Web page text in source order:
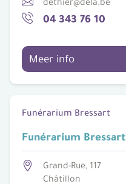
04 343 76 10
Meer info
Funérarium Bressart
Funérarium Bressart
Grand-Rue, 117
Châtillon